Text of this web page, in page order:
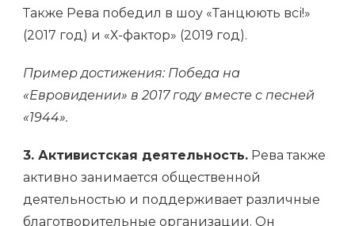
Также Рева победил в шоу «Танцюють всі!»
(2017 год) и «Х-фактор» (2019 год).
Пример достижения: Победа на
«Евровидении» в 2017 году вместе с песней
«1944».
3. Активистская деятельность. Рева также
активно занимается общественной
деятельностью и поддерживает различные
благотворительные организации. Он